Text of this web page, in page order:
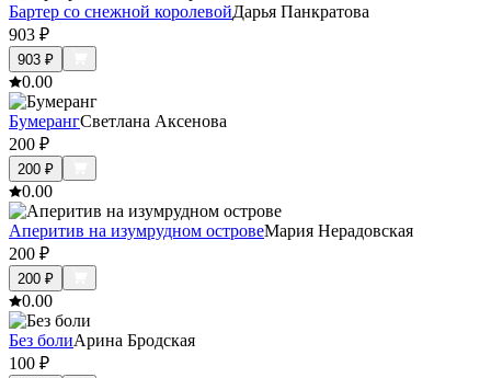
Бартер со снежной королевойДарья Панкратова
903 ₽
903 ₽
0.00
БумерангСветлана Аксенова
200 ₽
200 ₽
0.00
Аперитив на изумрудном островеМария Нерадовская
200 ₽
200 ₽
0.00
Без болиАрина Бродская
100 ₽